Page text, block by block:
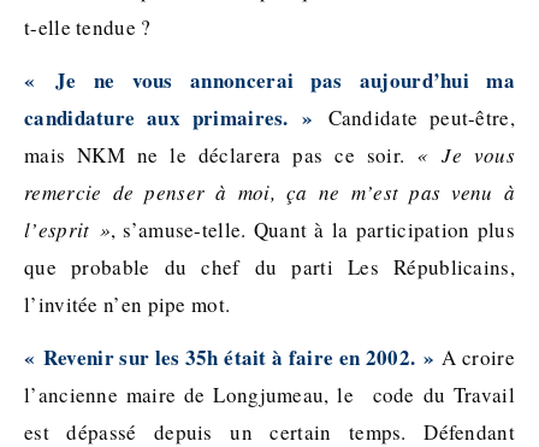
t-elle tendue ?
« Je ne vous annoncerai pas aujourd’hui ma
candidature aux primaires. » Candidate peut-être,
mais NKM ne le déclarera pas ce soir. « Je vous
remercie de penser à moi, ça ne m’est pas venu à
l’esprit », s’amuse-telle. Quant à la participation plus
que probable du chef du parti Les Républicains,
l’invitée n’en pipe mot.
« Revenir sur les 35h était à faire en 2002. » A croire
l’ancienne maire de Longjumeau, le code du Travail
est dépassé depuis un certain temps. Défendant